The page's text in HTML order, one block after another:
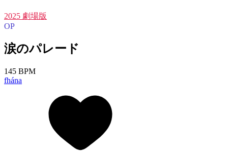
2025 劇場版
OP
涙のパレード
145 BPM
fhána